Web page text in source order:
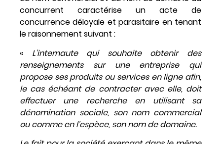
concurrent caractérise un acte de
concurrence déloyale et parasitaire en tenant
le raisonnement suivant :
« L’internaute qui souhaite obtenir des
renseignements sur une entreprise qui
propose ses produits ou services en ligne afin,
le cas échéant de contracter avec elle, doit
effectuer une recherche en utilisant sa
dénomination sociale, son nom commercial
ou comme en l’espèce, son nom de domaine.